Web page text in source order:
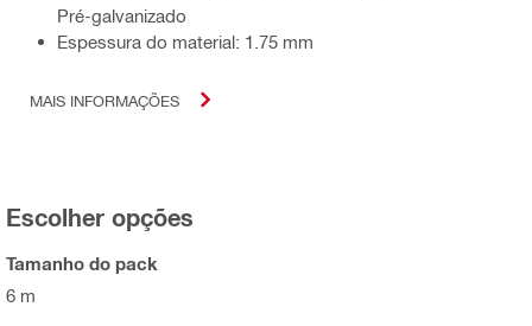
Pré-galvanizado
Espessura do material: 1.75 mm
MAIS INFORMAÇÕES
Escolher opções
Tamanho do pack
6 m